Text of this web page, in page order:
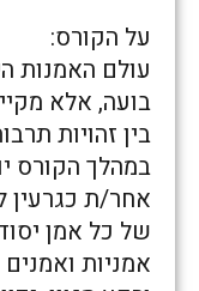
על הקורס:
עולם האמנות
בועה, אלא
בין זהויות
במהלך הקורס
אחר/ת כגרעין
של כל אמן
אמניות